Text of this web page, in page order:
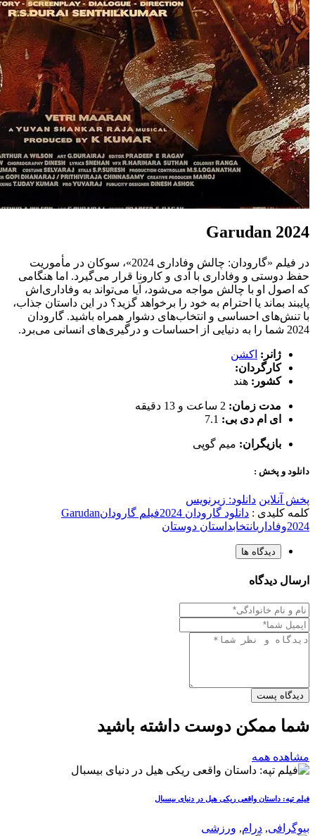
Garudan 2024
در فیلم «گارودان: چالش وفاداری 2024»، سوکان در مأموریت
حفظ دوستی و وفاداری با آدی و کارونا قرار می‌گیرد. اما هنگامی
که اصول او با چالش مواجه می‌شود، آیا می‌تواند به وفاداری‌اش
پایبند بماند یا احترام به خود را برخواهد گزید؟ در این داستان جذاب،
با تنش‌های احساسی و انتخاب‌های دشوار همراه باشید. گارودان
2024 شما را به دنیایی از احساسات و درگیری‌های انسانی می‌برد.
ژانر: اکشن
کارگردان:
کشور: هند
مدت زمان: 2 ساعت و 13 دقیقه
ای ام دی بی: 7.1
بازیگران: میم گوپی
دانلود و پخش :
پخش آنلاین دانلود: زیرنویس
کلمه کلیدی : دانلود گارودان 2024 فیلم گارودانGarudan
2024وفاداریانتخابداستان دوستان
دیدگاه ها
ارسال دیدگاه
دیدگاه پست
شما ممکن دوست داشته باشید
مشاهده همه
فیلم تپه: داستان واقعی ریکی هیل در دنیای بیسبال
بیوگرافی, درام, ورزشی